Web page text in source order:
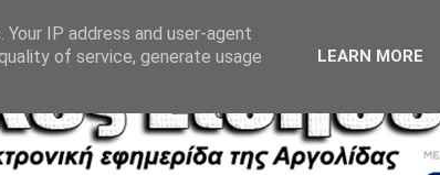
IP address and user-agent
of service, generate usage
LEARN MORE